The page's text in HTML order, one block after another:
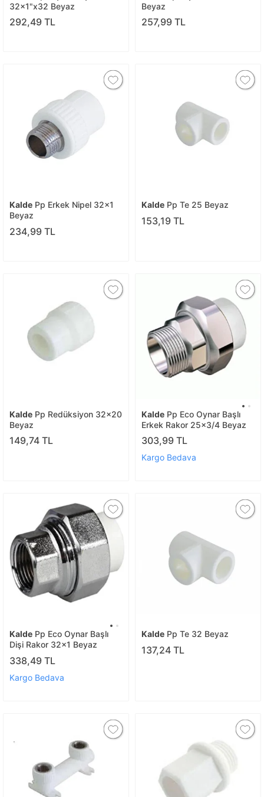
32x1"x32 Beyaz
292,49 TL
Beyaz
257,99 TL
Kalde Pp Erkek Nipel 32x1
Beyaz
234,99 TL
Kalde Pp Te 25 Beyaz
153,19 TL
Kalde Pp Redüksiyon 32x20
Beyaz
149,74 TL
Kalde Pp Eco Oynar Başlı
Erkek Rakor 25x3/4 Beyaz
303,99 TL
Kargo Bedava
Kalde Pp Eco Oynar Başlı
Dişi Rakor 32x1 Beyaz
338,49 TL
Kargo Bedava
Kalde Pp Te 32 Beyaz
137,24 TL